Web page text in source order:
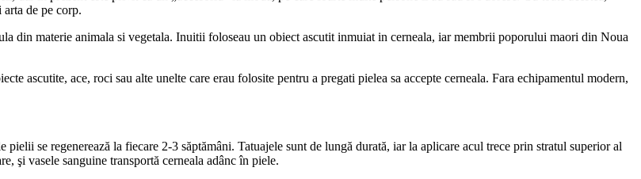
de pe corp.
din materie animala si vegetala. Inuitii foloseau un obiect ascutit inmuiat in cerneala, iar membrii poporului maori din Noua
ascutite, ace, roci sau alte unelte care erau folosite pentru a pregati pielea sa accepte cerneala. Fara echipamentul modern,
se regenerează la fiecare 2-3 săptămâni. Tatuajele sunt de lungă durată, iar la aplicare acul trece prin stratul superior al
şi vasele sanguine transportă cerneala adânc în piele.